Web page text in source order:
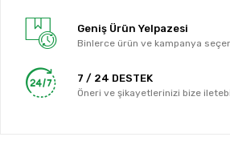
Geniş Ürün Yelpazesi
Binlerce ürün ve kampanya
7 / 24 DESTEK
Öneri ve şikayetlerinizi bize